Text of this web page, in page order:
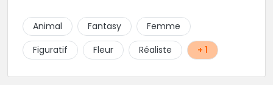
de votre projet avec lui.
Animal Fantasy
Femme
Figuratif
Fleur Réaliste + 1